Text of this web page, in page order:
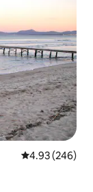
5 ರಲ್ಲಿ 4.93
4.93 (246)